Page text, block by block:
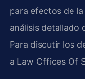
para efectos de
análisis detallado
Para discutir los
a Law Offices Of